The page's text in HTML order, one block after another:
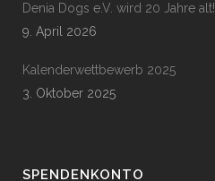
Denia Dogs e.V. wird 20 Jahre alt!
9. April 2026
Kalenderwettbewerb 2025
3. Oktober 2025
SPENDENKONTO